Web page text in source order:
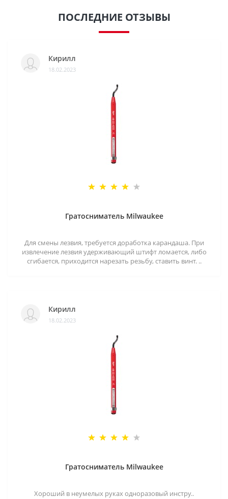
ПОСЛЕДНИЕ ОТЗЫВЫ
Кирилл
18.02.2023
Гратосниматель Milwaukee
Для смены лезвия, требуется доработка карандаша. При
извлечение лезвия удерживающий штифт ломается, либо
сгибается, приходится нарезать резьбу, ставить винт. ..
Кирилл
18.02.2023
Гратосниматель Milwaukee
Хороший в неумелых руках одноразовый инстру..